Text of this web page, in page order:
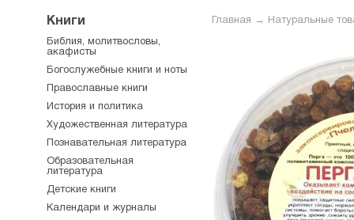
Главная → Натуральные
Книги
Библия, молитвословы,
акафисты
Богослужебные книги и ноты
Православные книги
История и политика
Художественная литература
Познавательная литература
Образовательная
литература
Детские книги
Календари и журналы